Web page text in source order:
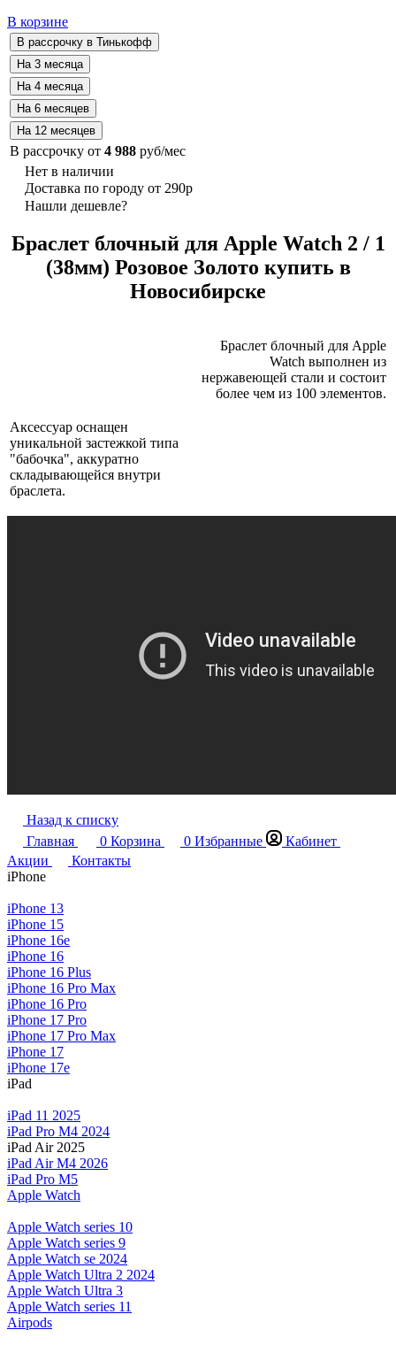
В корзине
В рассрочку от 4 988 руб/мес
Нет в наличии
Доставка по городу от 290р
Нашли дешевле?
Браслет блочный для Apple Watch 2 / 1
(38мм) Розовое Золото купить в
Новосибирске
Браслет блочный для Apple
Watch выполнен из
нержавеющей стали и состоит
более чем из 100 элементов.
Аксессуар оснащен
уникальной застежкой типа
"бабочка", аккуратно
складывающейся внутри
браслета.
Назад к списку
Главная
0 Корзина 0 Избранные
Кабинет
Акции
Контакты
iPhone
iPhone 13
iPhone 15
iPhone 16e
iPhone 16
iPhone 16 Plus
iPhone 16 Pro Max
iPhone 16 Pro
iPhone 17 Pro
iPhone 17 Pro Max
iPhone 17
iPhone 17e
iPad
iPad 11 2025
iPad Pro M4 2024
iPad Air 2025
iPad Air M4 2026
iPad Pro M5
Apple Watch
Apple Watch series 10
Apple Watch series 9
Apple Watch se 2024
Apple Watch Ultra 2 2024
Apple Watch Ultra 3
Apple Watch series 11
Airpods